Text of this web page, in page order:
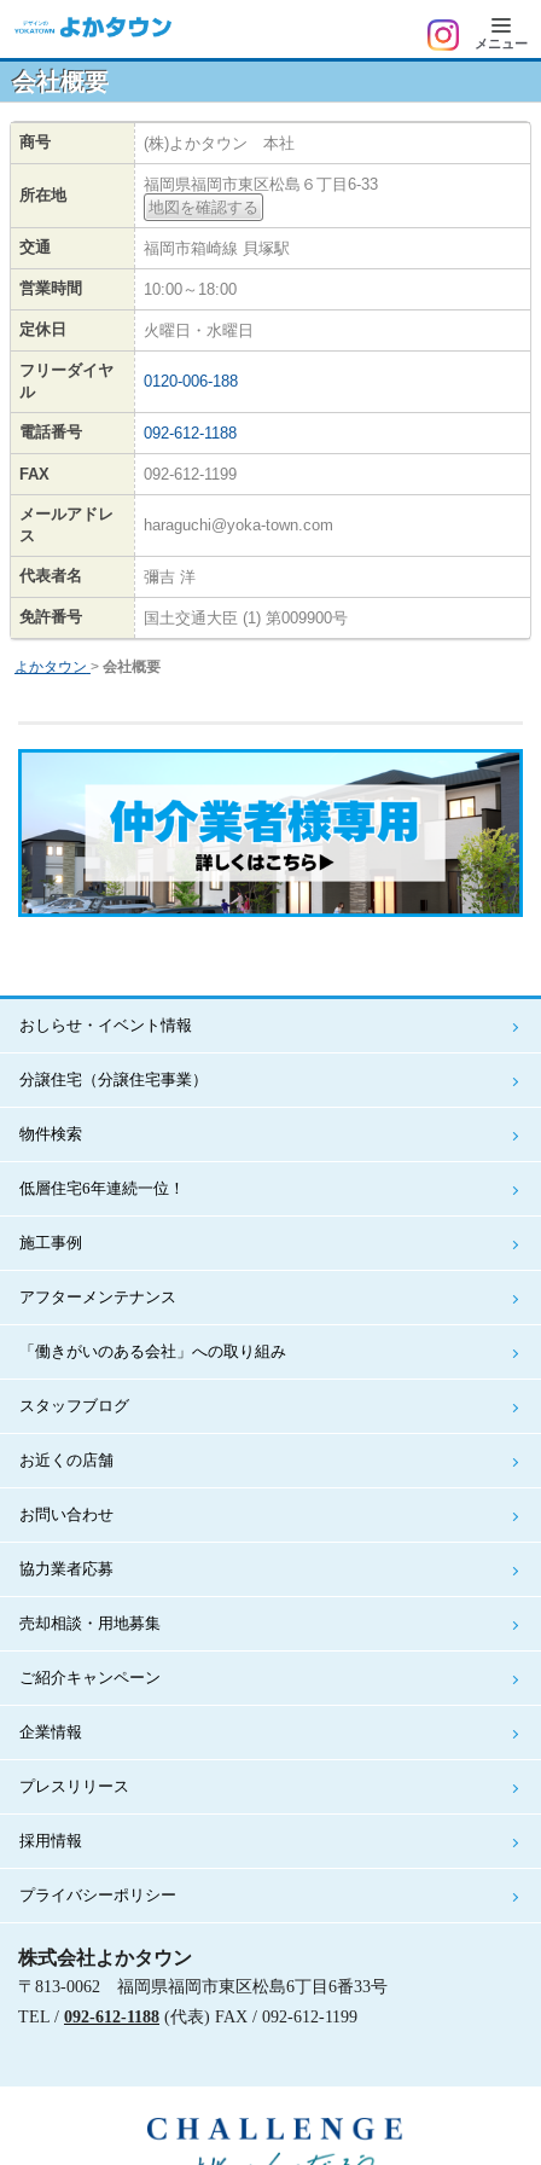
メニュー
会社概要
商号 (株)よかタウン 本社
所在地
福岡県福岡市東区松島６丁目6-33
地図を確認する
交通 福岡市箱崎線 貝塚駅
営業時間 10:00～18:00
定休日 火曜日・水曜日
フリーダイヤ
ル
0120-006-188
電話番号 092-612-1188
FAX 092-612-1199
メールアドレ
ス
haraguchi@yoka-town.com
代表者名 彌吉 洋
免許番号 国土交通大臣 (1) 第009900号
よかタウン > 会社概要
おしらせ・イベント情報
分譲住宅（分譲住宅事業）
物件検索
低層住宅6年連続一位！
施工事例
アフターメンテナンス
「働きがいのある会社」への取り組み
スタッフブログ
お近くの店舗
お問い合わせ
協力業者応募
売却相談・用地募集
ご紹介キャンペーン
企業情報
プレスリリース
採用情報
プライバシーポリシー
株式会社よかタウン
〒813-0062 福岡県福岡市東区松島6丁目6番33号
TEL / 092-612-1188 (代表) FAX / 092-612-1199